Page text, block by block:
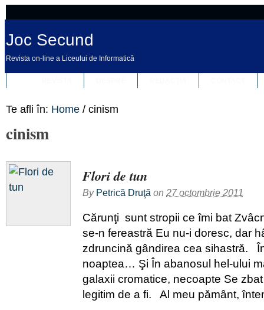
Joc Secund
Revista on-line a Liceului de Informatică
Te afli în: Home / cinism
cinism
Flori de tun
By Petrică Druţă on 27 octombrie 2011
Cărunţi sunt stropii ce îmi bat
se-n fereastră Eu nu-i doresc, dar
zdruncină gândirea cea sihastră.
noaptea… Şi În abanosul hel-ului
galaxii cromatice, necoapte Se
legitim de a fi. Al meu pământ,